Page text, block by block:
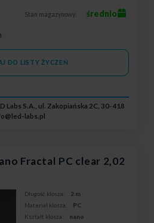
Stan magazynowy: średnio
DO LISTY ŻYCZEŃ
Labs S.A., ul. Zakopiańska 2C, 30-418
labs.pl
Fractal PC clear 2,02
Długość klosza:
2 m
Materiał klosza:
PC
Kształt klosza:
nano